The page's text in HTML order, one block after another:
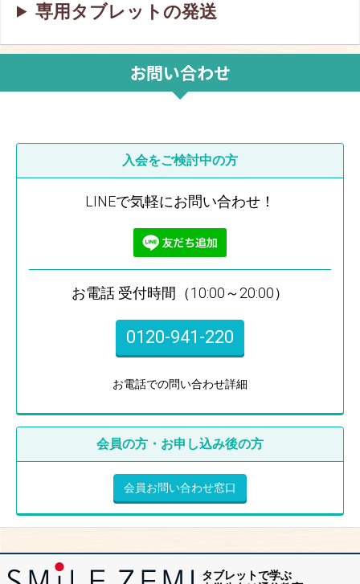
専用タブレットの発送
お問い合わせ
入会をご検討中の方
LINEで気軽にお問い合わせ！
お電話 受付時間（10:00～20:00）
0120-941-220
お電話での問い合わせ詳細
会員の方・お申し込み後の方
会員お問い合わせ窓口
タブレットで学ぶ